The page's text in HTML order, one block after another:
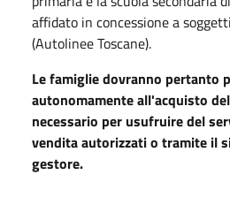
affidato in concessione a
(Autolinee Toscane).
Le famiglie dovranno pertanto
autonomamente all'acquisto
necessario per usufruire del
vendita autorizzati o tramite il
gestore.